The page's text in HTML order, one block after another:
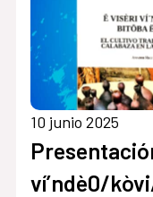
10 junio 2025
Presentación
ví’ndè0/